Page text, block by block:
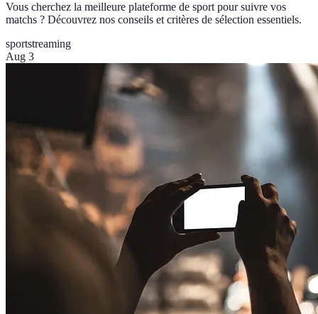
Vous cherchez la meilleure plateforme de sport pour suivre vos
matchs ? Découvrez nos conseils et critères de sélection essentiels.
sportstreaming
Aug 3